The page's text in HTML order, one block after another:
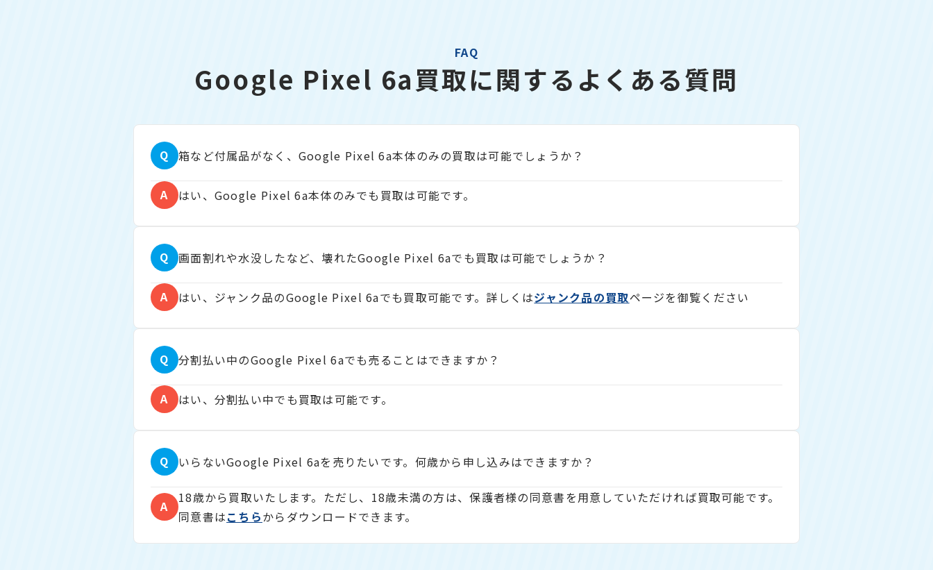
FAQ
Google Pixel 6a買取に関するよくある質問
Q 箱など付属品がなく、Google Pixel 6a本体のみの買取は可能でしょうか？
A はい、Google Pixel 6a本体のみでも買取は可能です。
Q 画面割れや水没したなど、壊れたGoogle Pixel 6aでも買取は可能でしょうか？
A はい、ジャンク品のGoogle Pixel 6aでも買取可能です。詳しくはジャンク品の買取ページを御覧ください
Q 分割払い中のGoogle Pixel 6aでも売ることはできますか？
A はい、分割払い中でも買取は可能です。
Q いらないGoogle Pixel 6aを売りたいです。何歳から申し込みはできますか？
A
18歳から買取いたします。ただし、18歳未満の方は、保護者様の同意書を用意していただければ買取可能です。
同意書はこちらからダウンロードできます。